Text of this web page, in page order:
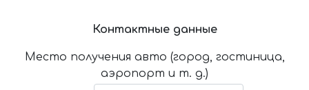
Контактные данные
Место получения авто (город, гостиница,
аэропорт и т. д.)